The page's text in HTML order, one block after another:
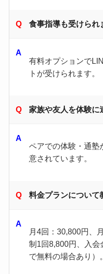
食事指導も受けられ
有料オプションで
トが受けられます。
家族や友人を体験に
ペアでの体験・通塾
意されています。
料金プランについて
月4回：30,800円、
制1回8,800円、入会
で無料の場合あり）。